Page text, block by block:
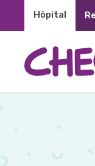
Hôpital